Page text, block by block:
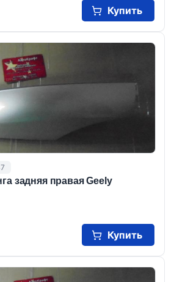
Купить
задняя правая Geely
Купить